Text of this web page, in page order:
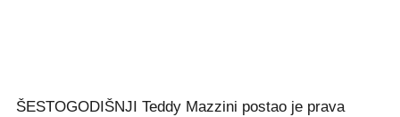
ŠESTOGODIŠNJI Teddy Mazzini postao je prava